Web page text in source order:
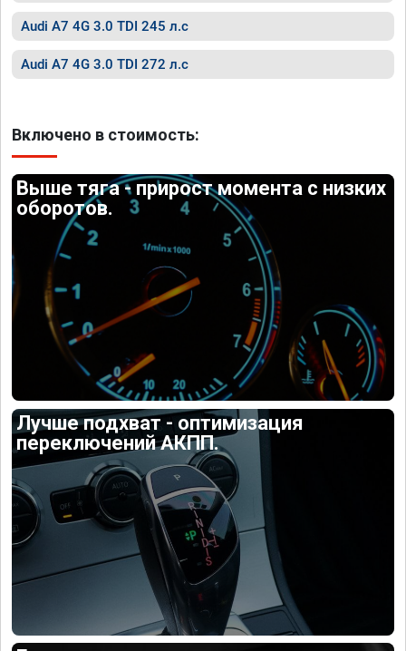
Audi A7 4G 3.0 TDI 245 л.с
Audi A7 4G 3.0 TDI 272 л.с
Включено в стоимость:
Выше тяга - прирост момента с низких
оборотов.
Лучше подхват - оптимизация
переключений АКПП.